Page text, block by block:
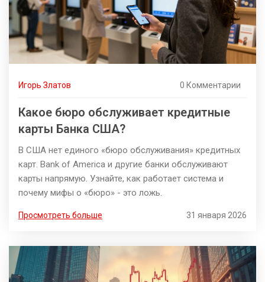
Игорь Златов 0 Комментарии
Какое бюро обслуживает кредитные
карты Банка США?
В США нет единого «бюро обслуживания» кредитных
карт. Bank of America и другие банки обслуживают
карты напрямую. Узнайте, как работает система и
почему мифы о «бюро» - это ложь.
Просмотреть больше 31 января 2026